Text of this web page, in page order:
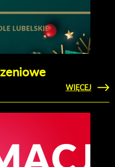
CZYTAJ
WIĘCEJ